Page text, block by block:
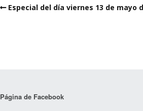
Especial del día viernes 13 de mayo
Página de Facebook